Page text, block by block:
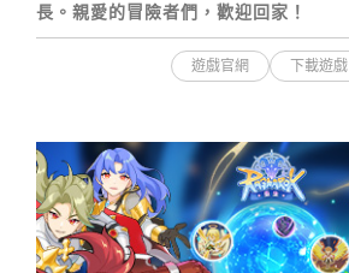
長。親愛的冒險者們，歡迎回家！
遊戲官網 下載遊戲